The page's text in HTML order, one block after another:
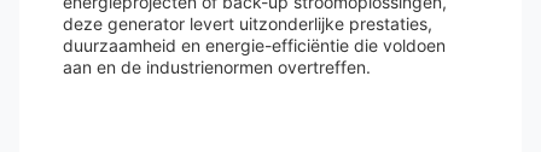
deze generator levert uitzonderlijke prestaties,
duurzaamheid en energie-efficiëntie die voldoen
aan en de industrienormen overtreffen.